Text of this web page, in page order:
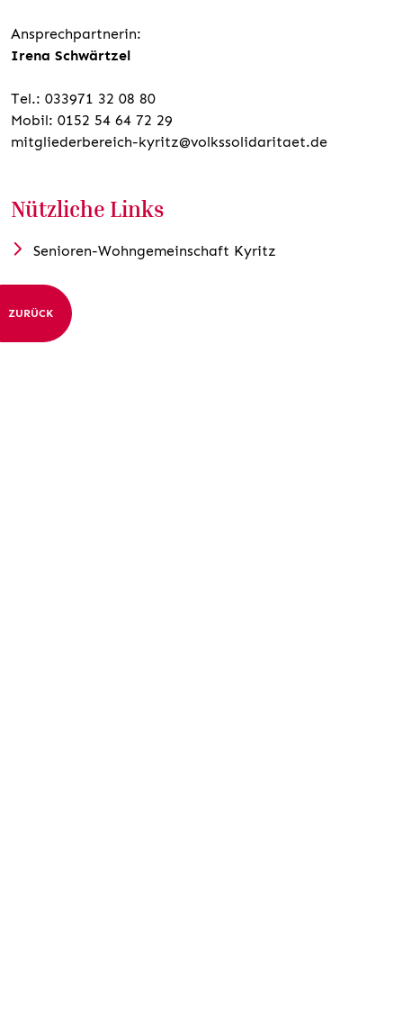
Ansprechpartnerin:
Irena Schwärtzel
Tel.: 033971 32 08 80
Mobil: 0152 54 64 72 29
mitgliederbereich-kyritz@volkssolidaritaet.de
Nützliche Links
Senioren-Wohngemeinschaft Kyritz
ZURÜCK